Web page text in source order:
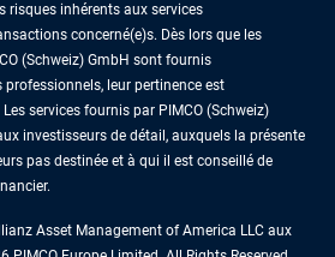
risques inhérents aux services
concerné(e)s. Dès lors que les
(Schweiz) GmbH sont fournis
leur pertinence est
services fournis par PIMCO (Schweiz)
investisseurs de détail, auxquels la présente
pas destinée et à qui il est conseillé de
Asset Management of America LLC aux